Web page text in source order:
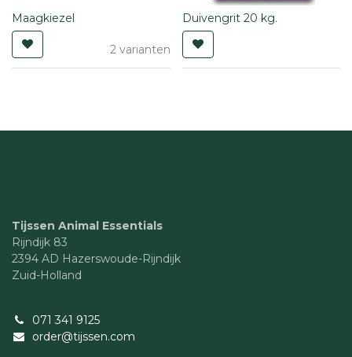
Maagkiezel
2 varianten
Duivengrit 20 kg.
Tijssen Animal Essentials
Rijndijk 83
2394 AD Hazerswoude-Rijndijk
Zuid-Holland
071 341 9125
order@tijssen.com